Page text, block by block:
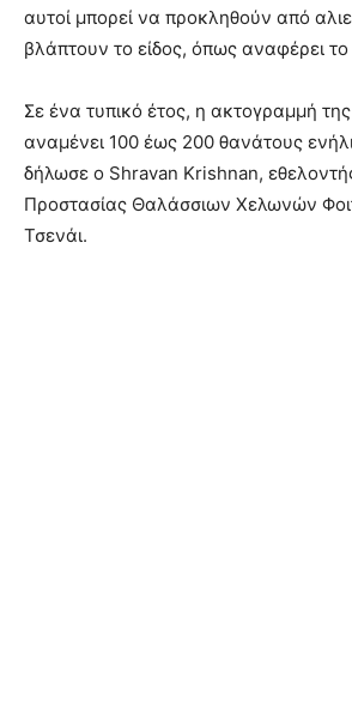
αυτοί μπορεί να προκληθούν από
βλάπτουν το είδος, όπως αναφέρει
Σε ένα τυπικό έτος, η ακτογραμμή
αναμένει 100 έως 200 θανάτους
δήλωσε ο Shravan Krishnan,
Προστασίας Θαλάσσιων Χελωνών
Τσενάι.